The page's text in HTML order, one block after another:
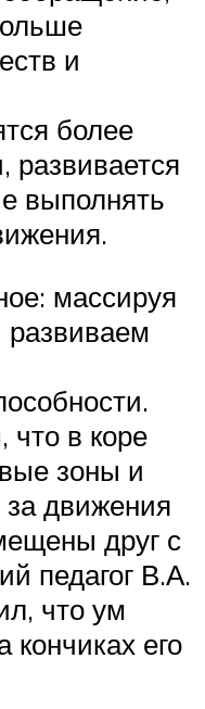
и
более
развивается
выполнять
массируя
что в коре
зоны и
движения
друг с
педагог В.А.
что ум
кончиках его